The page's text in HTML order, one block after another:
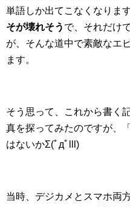
単語しか出てこなくなりま
そが壊れそう で、それだけ
が、そんな道中で素敵なエ
ます。
そう思って、これから書く
真を探ってみたのですが、
はないかΣ(ﾟдﾟlll)
当時、デジカメとスマホ両